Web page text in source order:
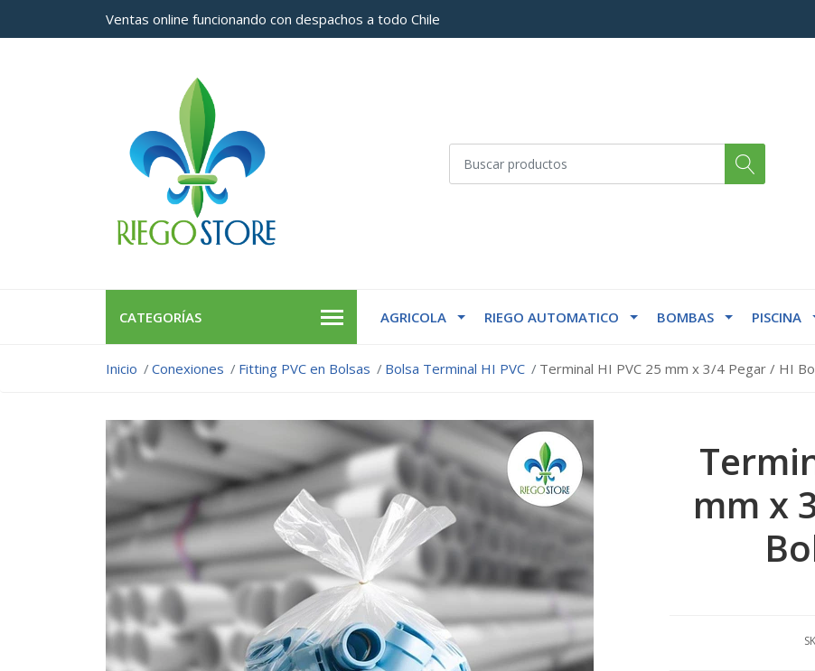
Ventas online funcionando con despachos a todo Chile
CATEGORÍAS AGRICOLA RIEGO AUTOMATICO BOMBAS PISCINA
Inicio Conexiones Fitting PVC en Bolsas Bolsa Terminal HI PVC Terminal HI PVC 25 mm x 3/4 Pegar / HI
mm x